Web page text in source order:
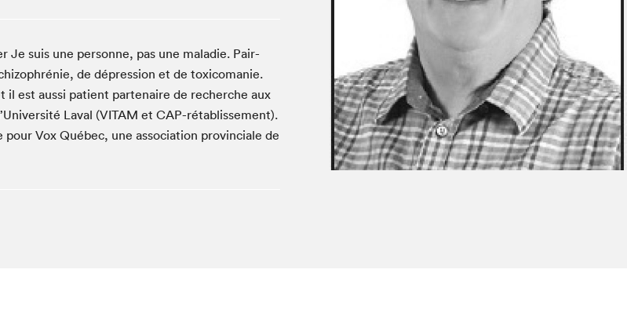
Le Salon dans ta classe
La Maison des libraires
Public
du Festival littéraire international Metropolis
Le Salon dans la ville, espace
organisateur⋅rice
> SLM Pro
Je suis une personne, pas une maladie. Pair-
de dépression et de toxicomanie.
il est aussi patient partenaire de recherche aux
Laval (VITAM et CAP-rétablissement).
Vox Québec, une association provinciale de